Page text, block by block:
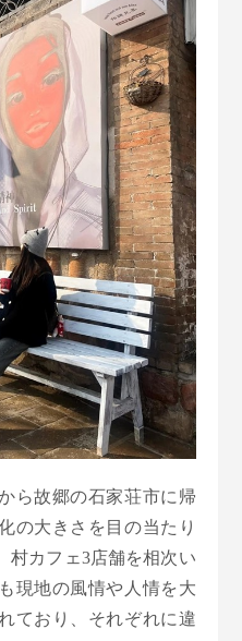
ら故郷の石家荘市に帰
の大きさを目の当たり
村カフェ3店舗を相次い
現地の風情や人情を大
ており、それぞれに違